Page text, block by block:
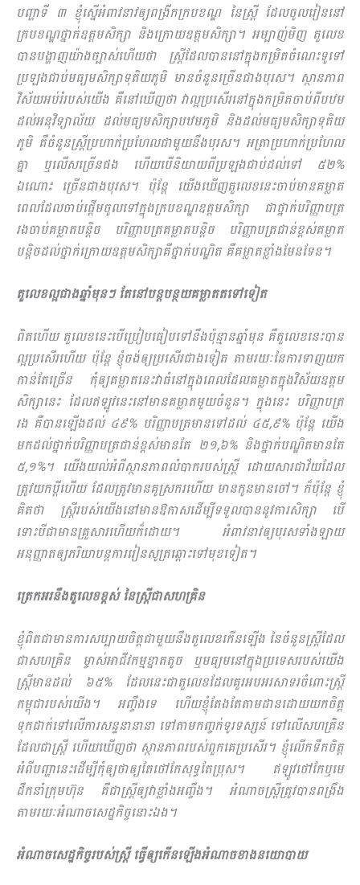
បញ្ហាទី ៣ ខ្ញុំស្នើអំពាវនាវឲ្យពង្រីកក្របខណ្ឌ នៃស្រ្តី ដែលចូលរៀននៅ
ក្របខណ្ឌថ្នាក់ឧត្តមសិក្សា និងក្រោយឧត្តមសិក្សា។ អម្បាញ់មិញ តួលេខ
បានបង្ហាញយ៉ាងច្បាស់ហើយថា ស្រ្តីដែលបាននៅក្នុងកម្រិតចំណេះទូទៅ
ប្រឡងជាប់មធ្យមសិក្សាទុតិយភូមិ មានចំនួនច្រើនជាងបុរស។ ស្ថានភាព
វិស័យអប់រំរបស់យើង គឺនៅឃើញថា វាល្អប្រសើរនៅក្នុងកម្រិតចាប់ពីបឋម
ដល់អនុវិទ្យាល័យ ដល់មធ្យមសិក្សាបឋមភូមិ និងដល់មធ្យមសិក្សាទុតិយ
ភូមិ គឺចំនួនស្រ្តីប្រហាក់ប្រហែលជាមួយនឹងបុរស។ អត្រាប្រហាក់ប្រហែល
គ្នា ឬលើសច្រើនផង ហើយបើនិយាយពីប្រឡងជាប់ដល់ទៅ ៥២%
ឯណោះ ច្រើនជាងបុរស។ ប៉ុន្តែ យើងឃើញតួលេខនេះចាប់មានគម្លាត
ពេលដែលចាប់ផ្តើមចូលទៅក្នុងក្របខណ្ឌឧត្តមសិក្សា ជាថ្នាក់បរិញ្ញាបត្រ
រងចាប់គម្លាតបន្តិច បរិញ្ញាបត្រគម្លាតបន្តិច បរិញ្ញាបត្រជាន់ខ្ពស់គម្លាត
បន្តិចដល់ថ្នាក់ក្រោយឧត្តមសិក្សាគឺថ្នាក់បណ្ឌិត គឺគម្លាតខ្លាំងមែនទែន​។
តួលេខល្អជាងឆ្នាំមុនៗ តែនៅបន្តបន្ថយគម្លាតតទៅទៀត
ពិតហើយ តួលេខនេះបើប្រៀបធៀបទៅនឹងប៉ុន្មានឆ្នាំមុន គឺតួលេខនេះបាន
ល្អប្រសើរហើយ ប៉ុន្តែ ខ្ញុំចង់ឲ្យ​ប្រសើរជាងទៀត តាមរយៈនៃការទាញយក
កាន់តែច្រើន កុំឲ្យគម្លាតនេះវាធំនៅក្នុងពេលដែលគម្លាតក្នុងវិស័យឧត្តម
សិក្សានេះ ដែលឥឡូវនេះនៅមានគម្លាតមួយចំនួន។ ក្នុងនេះ បរិញ្ញាបត្រ
រង គឺបានឡើងដល់ ៤៩% បរិញ្ញាបត្រមានទៅដល់ ៤៥,៩% ប៉ុន្តែ យើង
មកដល់ថ្នាក់បរិញ្ញាបត្រជាន់ខ្ពស់មានតែ ២១,៦% និងថ្នាក់បណ្ឌិតមានតែ
៥,១%។ យើងយល់អំពីស្ថានភាពលំបាករបស់ស្រ្តី ដោយសារជាវ័យដែល
ត្រូវយកប្តីហើយ ដែលត្រូវមានគូស្រករហើយ មានកូនមានចៅ។ ក៏ប៉ុន្តែ ខ្ញុំ
គិតថា ស្រ្តីរបស់យើងនៅមានឱកាសដើម្បីទទួលបាននូវការសិក្សា បើ
ទោះបីជាមានគ្រួសារហើយក៏ដោយ។ អំពាវនាវឲ្យបុរសទាំងឡាយ
អនុញ្ញាតឲ្យ​ភរិយាបន្តការរៀនសូត្រឆ្ពោះទៅមុខទៀត។
ត្រេកអរនឹងតួលេខខ្ពស់ នៃស្រ្តីជាសហគ្រិន
ខ្ញុំពិតជាមានការសប្បាយចិត្តជាមួយនឹងតួលេខកើនឡើង នៃចំនួនស្រ្តីដែល
ជាសហគ្រិន ម្ចាស់អាជីវកម្មខ្នាតតូច ឬមធ្យមនៅក្នុងប្រទេសរបស់យើង
ស្រ្តីមានដល់ ៦៥% ដែលនេះជាតួលេខដែលគួរអបអរសាទរចំពោះស្រ្តី
កម្ពុជារបស់យើង។ អញ្ចឹងទេ ហើយខ្ញុំតែងតែតាមដានដោយយកចិត្ត
ទុកដាក់ទៅលើការសន្ទនានានា ទៅតាមកញ្ចក់ទូរទស្សន៍ ទៅលើសហគ្រិន
ដែលជាស្រ្តី ហើយឃើញថា ស្ថានភាពរបស់ពួកគេប្រសើរ។ ខ្ញុំលើកទឹកចិត្ត
អំពីបញ្ហានេះដើម្បីកុំឲ្យថាឲ្យតែថៅកែ​សុទ្ធតែប្រុស។ ឥឡូវថៅកែឬមេ
ដឹកនាំក្រុមហ៊ុន គឺជាស្រ្តី​ឲ្យវាខ្លាំងអញ្ចឹង។ អំណាចស្រ្តីត្រូវបានពង្រឹង
តាមរយៈអំណាចសេដ្ឋកិច្ចនោះឯង។
អំណាចសេដ្ឋកិច្ចរបស់ស្ត្រី ធ្វើឲ្យកើនឡើងអំណាចខាងនយោបាយ